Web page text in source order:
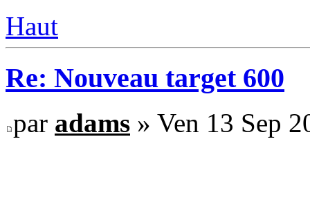
Haut
Re: Nouveau target 600
par adams » Ven 13 Sep